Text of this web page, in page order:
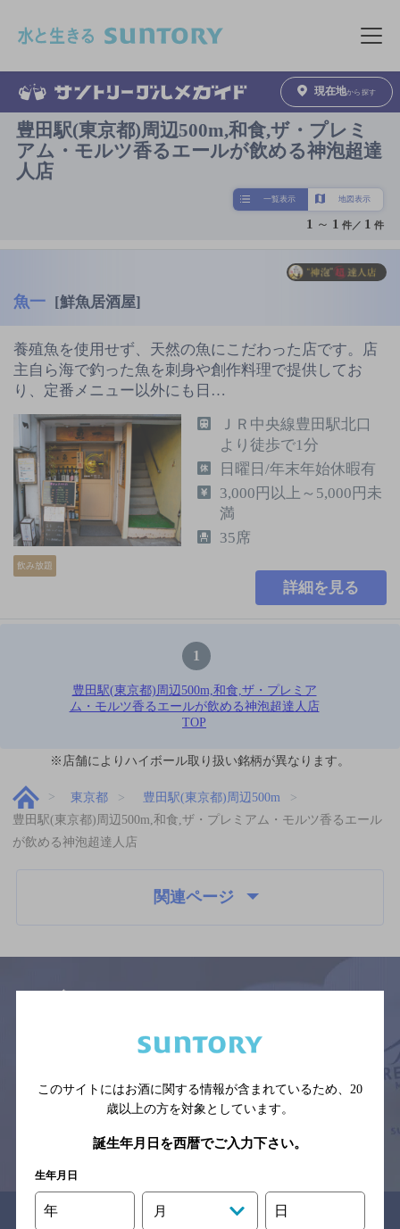
メニュ
現在地から探す
豊田駅(東京都)周辺500m,和食,ザ・プレミ
アム・モルツ香るエールが飲める神泡超達
人店
一覧表示 地図表示
1 ～ 1 件／ 1 件
魚一 [鮮魚居酒屋]
養殖魚を使用せず、天然の魚にこだわった店です。店
主自ら海で釣った魚を刺身や創作料理で提供してお
り、定番メニュー以外にも日…
飲み放題
ＪＲ中央線豊田駅北口
より徒歩で1分
日曜日/年末年始休暇有
3,000円以上～5,000円未
満
35席
詳細を見る
1
豊田駅(東京都)周辺500m,和食,ザ・プレミア
ム・モルツ香るエールが飲める神泡超達人店
TOP
※店舗によりハイボール取り扱い銘柄が異なります。
東京都
豊田駅(東京都)周辺500m
豊田駅(東京都)周辺500m,和食,ザ・プレミアム・モルツ香るエール
が飲める神泡超達人店
関連ページ
サイトマップ
念のためお店にご確認の上ご来店くださいますようお願い申し上げま
す。
情報提供：ぐるなび
関連リンク
このサイトにはお酒に関する情報が含まれているため、 20
歳以上の方を対象としています。
誕生年月日を西暦でご入力下さい。
生年月日
年 月 日